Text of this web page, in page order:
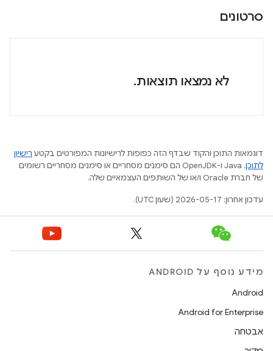
סרטונים
לא נמצאו תוצאות.
דוגמאות התוכן והקוד שבדף הזה כפופות לרישיונות המפורטים בקטע רישיון
לתוכן
.‏ Java ו-OpenJDK הם סימנים מסחריים או סימנים מסחריים רשומים
של חברת Oracle ו/או של השותפים העצמאיים שלה.
עדכון אחרון: 2026-05-17 (שעון UTC).
מידע נוסף על ANDROID
Android
Android for Enterprise
אבטחה